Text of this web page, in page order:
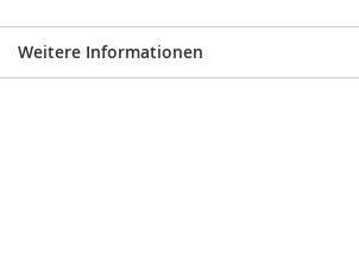
Weitere Informationen